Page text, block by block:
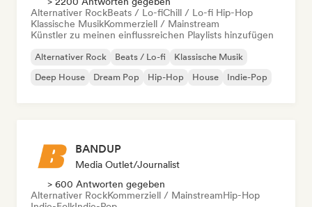
Alternativer RockBeats / Lo-fiChill / Lo-fi Hip-Hop
Klassische MusikKommerziell / Mainstream
Künstler zu meinen einflussreichen Playlists hinzufügen
Alternativer Rock Beats / Lo-fi
Klassische Musik
Deep House
Dream Pop Hip-Hop House Indie-Pop
BANDUP
Media Outlet/Journalist
> 600 Antworten gegeben
Alternativer RockKommerziell / MainstreamHip-Hop